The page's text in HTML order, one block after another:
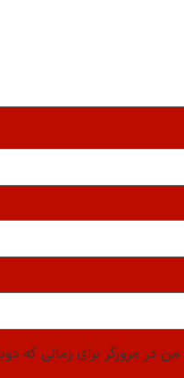
در مرورگر برای زمانی که